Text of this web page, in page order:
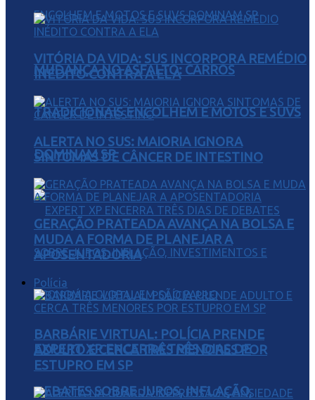
MUDANÇA NO ASFALTO: CARROS
TRADICIONAIS ENCOLHEM E MOTOS E SUVS
DOMINAM SP
EXPERT XP ENCERRA TRÊS DIAS DE
DEBATES SOBRE JUROS, INFLAÇÃO,
VITÓRIA DA VIDA: SUS INCORPORA REMÉDIO
INÉDITO CONTRA A ELA
ALERTA NO SUS: MAIORIA IGNORA
SINTOMAS DE CÂNCER DE INTESTINO
GERAÇÃO PRATEADA AVANÇA NA BOLSA E
MUDA A FORMA DE PLANEJAR A
APOSENTADORIA
Polícia
BARBÁRIE VIRTUAL: POLÍCIA PRENDE
ADULTO E CERCA TRÊS MENORES POR
ESTUPRO EM SP